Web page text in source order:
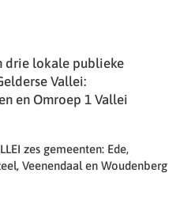
drie lokale publieke
Vallei:
en Omroep 1 Vallei
zes gemeenten: Ede,
Veenendaal en Woudenberg